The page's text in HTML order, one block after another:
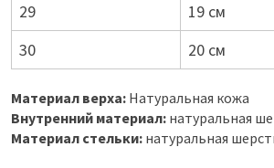
29
19 см
30
20 см
Материал верха: Натуральная кожа
Внутренний материал: натуральная
Материал стельки: натуральная